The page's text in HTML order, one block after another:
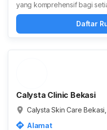
yang komprehensif bagi
Daftar
Calysta Clinic Bekasi
Calysta Skin Care
Alamat